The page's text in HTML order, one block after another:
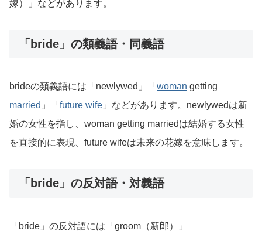
嫁）」などがあります。
「bride」の類義語・同義語
brideの類義語には「newlywed」「 woman getting
married 」「 future wife 」などがあります。newlywedは新
婚の女性を指し、woman getting marriedは結婚する女性
を直接的に表現、future wifeは未来の花嫁を意味します。
「bride」の反対語・対義語
「bride」の反対語には「groom（新郎）」